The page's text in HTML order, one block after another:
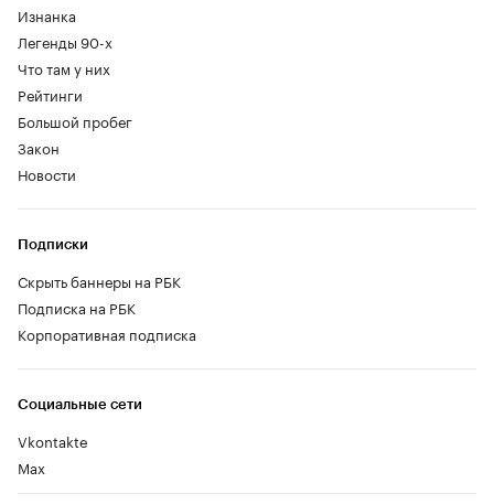
Изнанка
Легенды 90-х
Что там у них
Рейтинги
Большой пробег
Закон
Новости
Социальные сети
Vkontakte
Max
Подписки
Скрыть баннеры на РБК
Подписка на РБК
Корпоративная подписка